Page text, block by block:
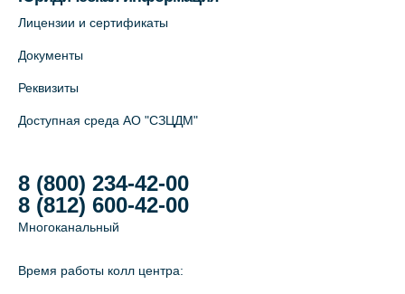
Лицензии и сертификаты
Документы
Реквизиты
Доступная среда АО "СЗЦДМ"
8 (800) 234-42-00
8 (812) 600-42-00
Многоканальный
Время работы колл центра: